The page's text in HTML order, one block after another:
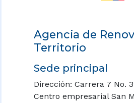
Agencia de
Territorio
Sede principal
Dirección: Carrera 7 No.
Centro empresarial San